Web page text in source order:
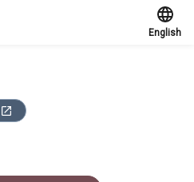
English